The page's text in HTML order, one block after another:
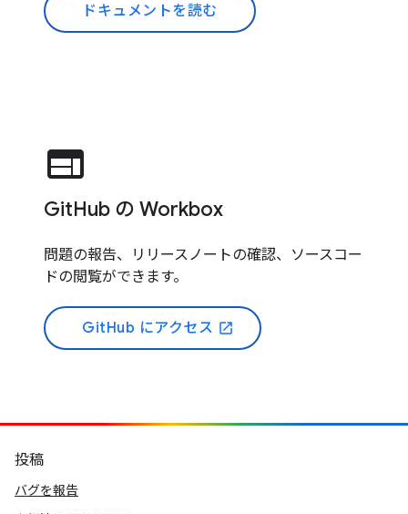
ドキュメントを読む
web
GitHub の Workbox
問題の報告、リリースノートの確認、ソースコー
ドの閲覧ができます。
GitHub にアクセス open_in_new
投稿
バグを報告